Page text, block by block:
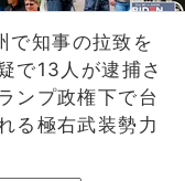
で知事の拉致を
で13人が逮捕さ
ンプ政権下で台
る極右武装勢力